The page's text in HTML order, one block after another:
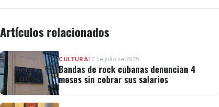
Artículos relacionados
CULTURA10 de julio de 2025
Bandas de rock cubanas denuncian 4
meses sin cobrar sus salarios